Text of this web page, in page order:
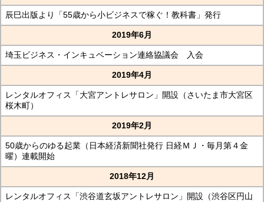
辰巳出版より「55歳から小ビジネスで稼ぐ！教科書」発行
2019年6月
埼玉ビジネス・インキュベーション連絡協議会 入会
2019年4月
レンタルオフィス「大宮アントレサロン」開設（さいたま市大宮区
桜木町）
2019年2月
50歳からのゆる起業（日本経済新聞社発行 日経ＭＪ・毎月第４金
曜）連載開始
2018年12月
レンタルオフィス「渋谷道玄坂アントレサロン」開設（渋谷区円山